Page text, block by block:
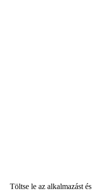
Töltse le az alkalmazást